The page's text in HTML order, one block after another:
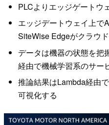
PLCよりエッジゲートウ
エッジデートウェイ上で
SiteWise Edgeがクラウ
データは機器の状態を把
経由で機械学習系のサー
推論結果はLambda経由
可視化する